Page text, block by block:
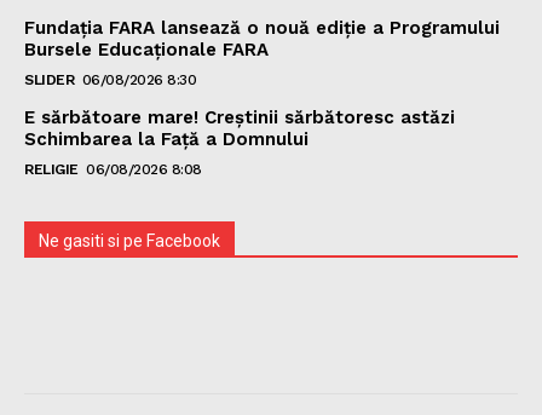
Fundația FARA lansează o nouă ediție a Programului
Bursele Educaționale FARA
SLIDER 06/08/2026 8:30
E sărbătoare mare! Creștinii sărbătoresc astăzi
Schimbarea la Față a Domnului
RELIGIE 06/08/2026 8:08
Ne gasiti si pe Facebook